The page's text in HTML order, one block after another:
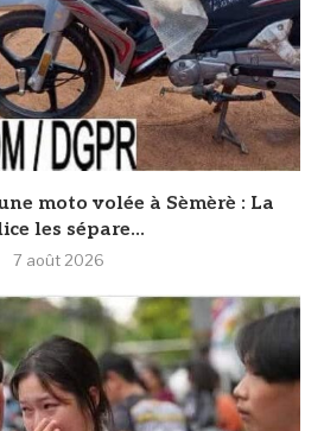
moto volée à Sèmèrè : La
les sépare...
7 août 2026